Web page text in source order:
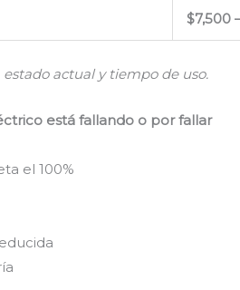
$7,500
actual y tiempo de uso.
está fallando o por fallar
el 100%